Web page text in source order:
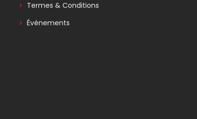
Termes & Conditions
Événements